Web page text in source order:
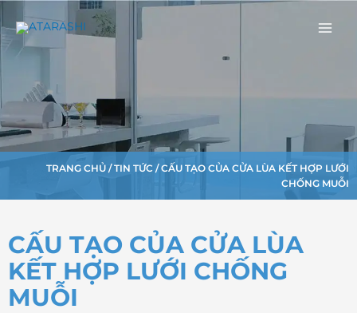
tới
nội
TRANG CHỦ /TIN TỨC / CẤU TẠO CỦA CỬA LÙA KẾT HỢP LƯỚI
CHỐNG MUỖI
CẤU TẠO CỦA CỬA LÙA
KẾT HỢP LƯỚI CHỐNG
MUỖI